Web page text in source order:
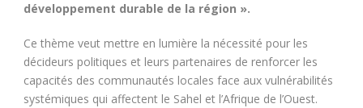
développement durable de la région ».
Ce thème veut mettre en lumière la nécessité pour les
décideurs politiques et leurs partenaires de renforcer les
capacités des communautés locales face aux vulnérabilités
systémiques qui affectent le Sahel et l’Afrique de l’Ouest.